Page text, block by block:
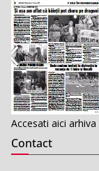
Accesati aici arhiva
Contact